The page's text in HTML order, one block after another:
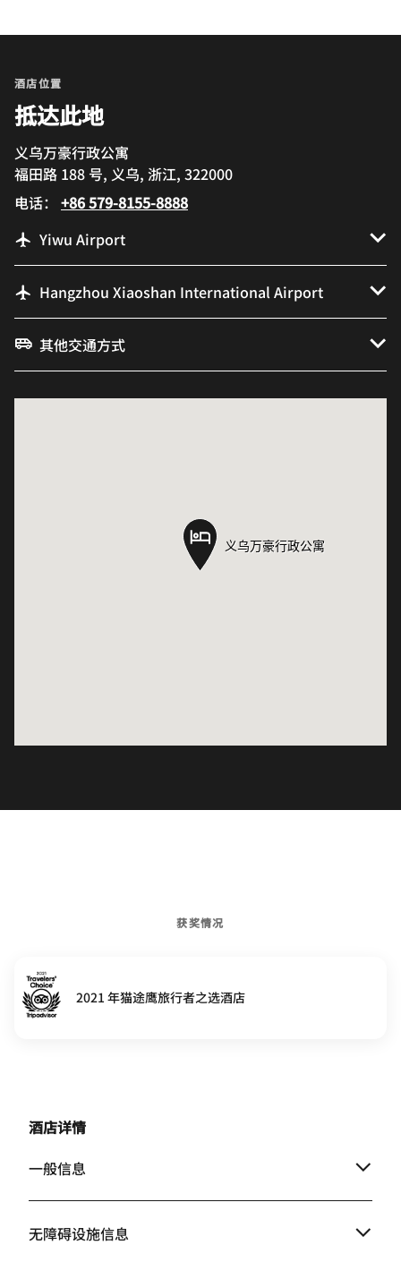
酒店位置
抵达此地
义乌万豪行政公寓
福田路 188 号, 义乌, 浙江, 322000
电话： +86 579-8155-8888
Yiwu Airport
Hangzhou Xiaoshan International Airport
其他交通方式
义乌万豪行政公寓
义乌万豪行政公寓
获奖情况
2021 年猫途鹰旅行者之选酒店
酒店详情
一般信息
无障碍设施信息